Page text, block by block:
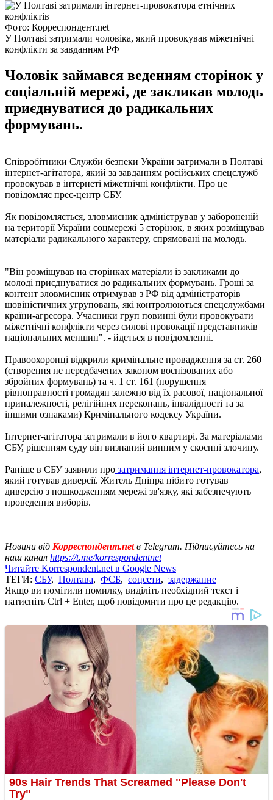
Фото: Корреспондент.net
У Полтаві затримали чоловіка, який провокував міжетнічні
конфлікти за завданням РФ
Чоловік займався веденням сторінок у
соціальній мережі, де закликав молодь
приєднуватися до радикальних
формувань.
Співробітники Служби безпеки України затримали в Полтаві
інтернет-агітатора, який за завданням російських спецслужб
провокував в інтернеті міжетнічні конфлікти. Про це
повідомляє прес-центр СБУ.
Як повідомляється, зловмисник адміністрував у забороненій
на території України соцмережі 5 сторінок, в яких розміщував
матеріали радикального характеру, спрямовані на молодь.
"Він розміщував на сторінках матеріали із закликами до
молоді приєднуватися до радикальних формувань. Гроші за
контент зловмисник отримував з РФ від адміністраторів
шовіністичних угруповань, які контролюються спецслужбами
країни-агресора. Учасники груп повинні були провокувати
міжетнічні конфлікти через силові провокації представників
національних меншин". - йдеться в повідомленні.
Правоохоронці відкрили кримінальне провадження за ст. 260
(створення не передбачених законом воєнізованих або
збройних формувань) та ч. 1 ст. 161 (порушення
рівноправності громадян залежно від їх расової, національної
приналежності, релігійних переконань, інвалідності та за
іншими ознаками) Кримінального кодексу України.
Інтернет-агітатора затримали в його квартирі. За матеріалами
СБУ, рішенням суду він визнаний винним у скоєнні злочину.
Раніше в СБУ заявили про затримання інтернет-провокатора,
який готував диверсії. Житель Дніпра нібито готував
диверсію з пошкодженням мережі зв'язку, які забезпечують
проведення виборів.
Новини від Корреспондент.netв Telegram. Підписуйтесь на
наш канал https://t.me/korrespondentnet
Читайте Korrespondent.net в Google News
ТЕГИ: СБУ, Полтава, ФСБ, соцсети, задержание
Якщо ви помітили помилку, виділіть необхідний текст і
натисніть Ctrl + Enter, щоб повідомити про це редакцію.